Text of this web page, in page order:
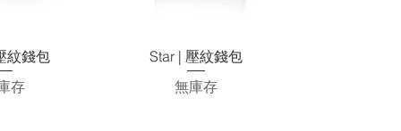
瀏覽
紋錢包
存
快速瀏覽
Star | 壓紋錢包
無庫存